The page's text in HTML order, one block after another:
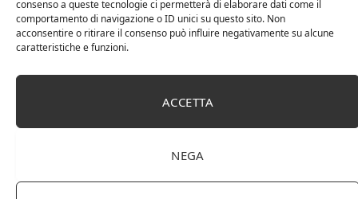
consenso a queste tecnologie ci permetterà di elaborare dati come il
comportamento di navigazione o ID unici su questo sito. Non
acconsentire o ritirare il consenso può influire negativamente su alcune
caratteristiche e funzioni.
ACCETTA
NEGA
Pinterest